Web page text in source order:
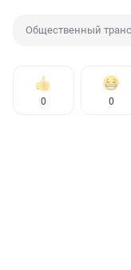
Общественный
0 0